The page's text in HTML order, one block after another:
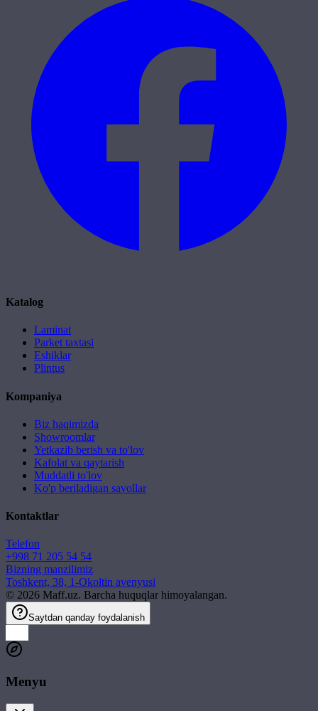
Katalog
Laminat
Parket taxtasi
Eshiklar
Plintus
Kompaniya
Biz haqimizda
Showroomlar
Yetkazib berish va to'lov
Kafolat va qaytarish
Muddatli to'lov
Ko'p beriladigan savollar
Kontaktlar
Telefon
+998 71 205 54 54
Bizning manzilimiz
Toshkent, 38, 1-Okoltin avenyusi
© 2026 Maff.uz. Barcha huquqlar himoyalangan.
Saytdan qanday foydalanish
Menyu